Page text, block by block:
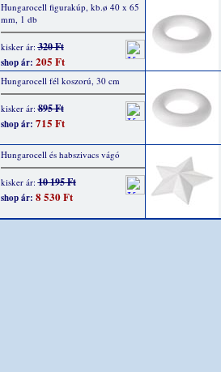
Hungarocell figurakúp, kb.ø 40 x 65
mm, 1 db
kisker ár:320 Ft
shop ár: 205 Ft
Hungarocell fél koszorú, 30 cm
kisker ár:895 Ft
shop ár: 715 Ft
Hungarocell és habszivacs vágó
kisker ár:10 195 Ft
shop ár: 8 530 Ft